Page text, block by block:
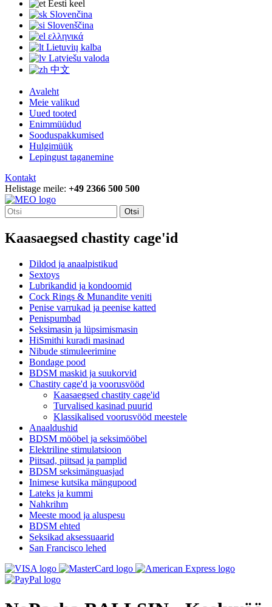
Eesti keel
Slovenčina
Slovenščina
ελληνικά
Lietuvių kalba
Latviešu valoda
中文
Avaleht
Meie valikud
Uued tooted
Enimmüüdud
Sooduspakkumised
Hulgimüük
Lepingust taganemine
Kontakt
Helistage meile: +49 2366 500 500
Otsi
Kaasaegsed chastity cage'id
Dildod ja anaalpistikud
Sextoys
Lubrikandid ja kondoomid
Cock Rings & Munandite veniti
Penise varrukad ja peenise katted
Penispumbad
Seksimasin ja lüpsimismasin
HiSmithi kuradi masinad
Nibude stimuleerimine
Bondage pood
BDSM maskid ja suukorvid
Chastity cage'd ja voorusvööd
Kaasaegsed chastity cage'id
Turvalised kasinad puurid
Klassikalised voorusvööd meestele
Anaaldushid
BDSM mööbel ja seksimööbel
Elektriline stimulatsioon
Piitsad, piitsad ja pamplid
BDSM seksimänguasjad
Inimese kutsika mängupood
Lateks ja kummi
Nahkrihm
Meeste mood ja aluspesu
BDSM ehted
Seksikad aksessuaarid
San Francisco lehed